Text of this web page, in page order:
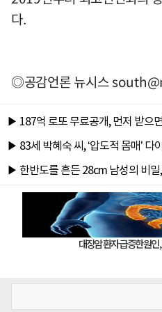
다.
◎공감언론 뉴시스